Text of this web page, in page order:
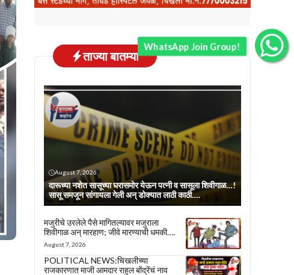
ताज्या बातम्या
August 7, 2026
दारूच्या नशेत सासूच्या घरासमोर येऊन पत्नी व सासूला शिवीगाळ…!
सासू समजून सांगायला गेली अन् डोक्यात लाठी काठी….
मजुरीचे उरलेले पैसे मागितल्यावर मजुराला
शिवीगाळ अन् मारहाण; जीवे मारण्याची धमकी….
August 7, 2026
POLITICAL NEWS:चिखलीच्या
राजकारणात माजी आमदार राहुल बोंद्रेंचं नाव
WhatsApp Join Group!